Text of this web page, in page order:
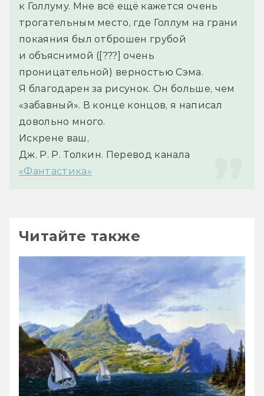
к Голлуму. Мне всё ещё кажется очень
трогательным место, где Голлум на грани
покаяния был отброшен грубой
и объяснимой ([???] очень
проницательной) верностью Сэма.
Я благодарен за рисунок. Он больше, чем
«забавный». В конце концов, я написал
довольно много.
Искрене ваш,
Дж. Р. Р. Толкин.
«Фантастика»
Читайте также